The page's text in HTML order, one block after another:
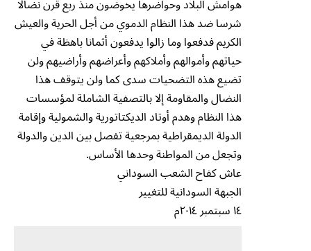
شرسا ضد هذا النظام الدموي من أجل الحرية والعيش
الكريم فدفعوا وما زالوا يدفعون أثمانا باهظة في
حياتهم وأموالهم وأملاكهم وأعراضهم وأراضيهم ولن
تضيع هذه التضحيات سدى كما ولن يتوقف هذا
النضال والمقاومة إلا بالتصفية الشاملة لمؤسسات
هذا النظام وهدم أوتاد الديكتاتورية والشمولية وإقامة
الدولة الديمقراطية بمرجعية تفصل بين الدين والدولة
وتجعل من المواطنة وحدها الأساس.
عاش كفاح الشعب السوداني
الجبهة السودانية للتغيير
١٤ سبتمبر ٢٠١٤م